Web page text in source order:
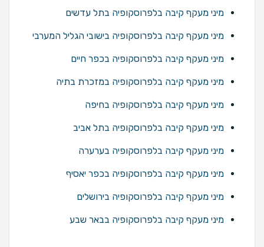
מיני מעקף קיבה בלפרוסקופיה בתל עדשים
מיני מעקף קיבה בלפרוסקופיה בישובי הגליל המערבי
מיני מעקף קיבה בלפרוסקופיה בכפר חיים
מיני מעקף קיבה בלפרוסקופיה במזכרת בתיה
מיני מעקף קיבה בלפרוסקופיה בחיפה
מיני מעקף קיבה בלפרוסקופיה בתל אביב
מיני מעקף קיבה בלפרוסקופיה בערערה
מיני מעקף קיבה בלפרוסקופיה בכפר יאסיף
מיני מעקף קיבה בלפרוסקופיה בירושלים
מיני מעקף קיבה בלפרוסקופיה בבאר שבע